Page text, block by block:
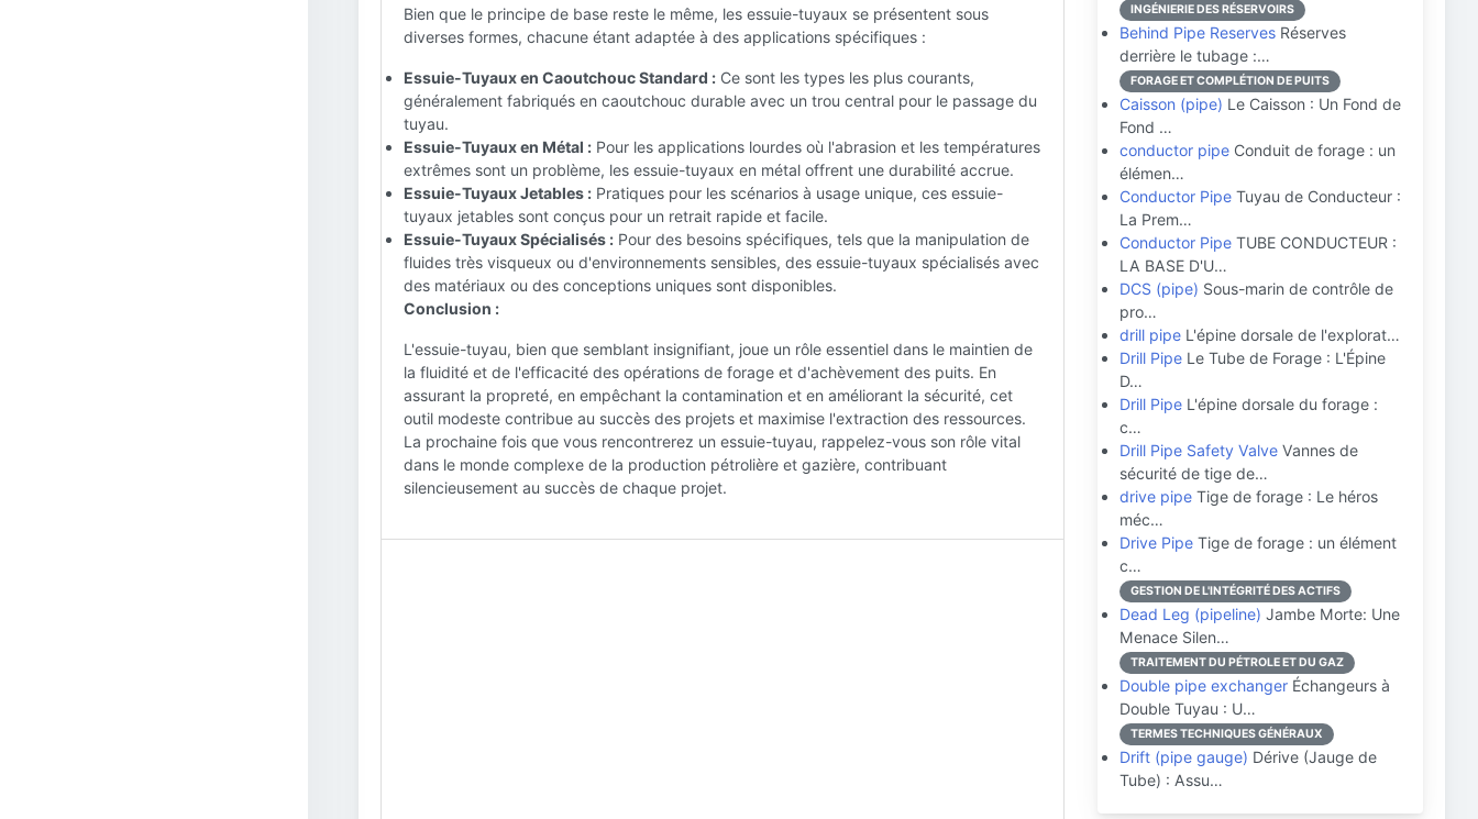
Bien que le principe de base reste le même, les essuie-tuyaux se présentent sous
diverses formes, chacune étant adaptée à des applications spécifiques :
Essuie-Tuyaux en Caoutchouc Standard : Ce sont les types les plus courants,
généralement fabriqués en caoutchouc durable avec un trou central pour le passage du
tuyau.
Essuie-Tuyaux en Métal : Pour les applications lourdes où l'abrasion et les températures
extrêmes sont un problème, les essuie-tuyaux en métal offrent une durabilité accrue.
Essuie-Tuyaux Jetables : Pratiques pour les scénarios à usage unique, ces essuie-
tuyaux jetables sont conçus pour un retrait rapide et facile.
Essuie-Tuyaux Spécialisés : Pour des besoins spécifiques, tels que la manipulation de
fluides très visqueux ou d'environnements sensibles, des essuie-tuyaux spécialisés avec
des matériaux ou des conceptions uniques sont disponibles.
Conclusion :
L'essuie-tuyau, bien que semblant insignifiant, joue un rôle essentiel dans le maintien de
la fluidité et de l'efficacité des opérations de forage et d'achèvement des puits. En
assurant la propreté, en empêchant la contamination et en améliorant la sécurité, cet
outil modeste contribue au succès des projets et maximise l'extraction des ressources.
La prochaine fois que vous rencontrerez un essuie-tuyau, rappelez-vous son rôle vital
dans le monde complexe de la production pétrolière et gazière, contribuant
silencieusement au succès de chaque projet.
INGÉNIERIE DES RÉSERVOIRS
Behind Pipe Reserves Réserves
derrière le tubage :…
FORAGE ET COMPLÉTION DE PUITS
Caisson (pipe) Le Caisson : Un Fond de
Fond …
conductor pipe Conduit de forage : un
élémen…
Conductor Pipe Tuyau de Conducteur :
La Prem…
Conductor Pipe TUBE CONDUCTEUR :
LA BASE D'U…
DCS (pipe) Sous-marin de contrôle de
pro…
drill pipe L'épine dorsale de l'explorat…
Drill Pipe Le Tube de Forage : L'Épine
D…
Drill Pipe L'épine dorsale du forage :
c…
Drill Pipe Safety Valve Vannes de
sécurité de tige de…
drive pipe Tige de forage : Le héros
méc…
Drive Pipe Tige de forage : un élément
c…
GESTION DE L'INTÉGRITÉ DES ACTIFS
Dead Leg (pipeline) Jambe Morte: Une
Menace Silen…
TRAITEMENT DU PÉTROLE ET DU GAZ
Double pipe exchanger Échangeurs à
Double Tuyau : U…
TERMES TECHNIQUES GÉNÉRAUX
Drift (pipe gauge) Dérive (Jauge de
Tube) : Assu…